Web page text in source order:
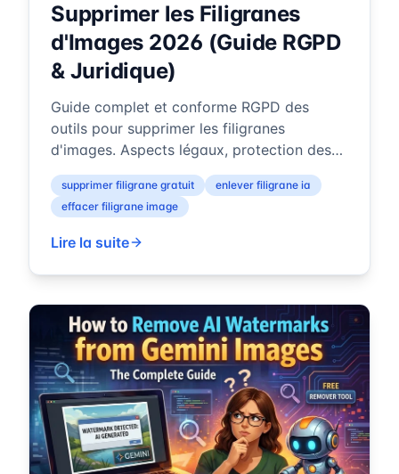
Supprimer les Filigranes
d'Images 2026 (Guide RGPD
& Juridique)
Guide complet et conforme RGPD des
outils pour supprimer les filigranes
d'images. Aspects légaux, protection des
données et conformité européenne.
supprimer filigrane gratuit
enlever filigrane ia
effacer filigrane image
Lire la suite